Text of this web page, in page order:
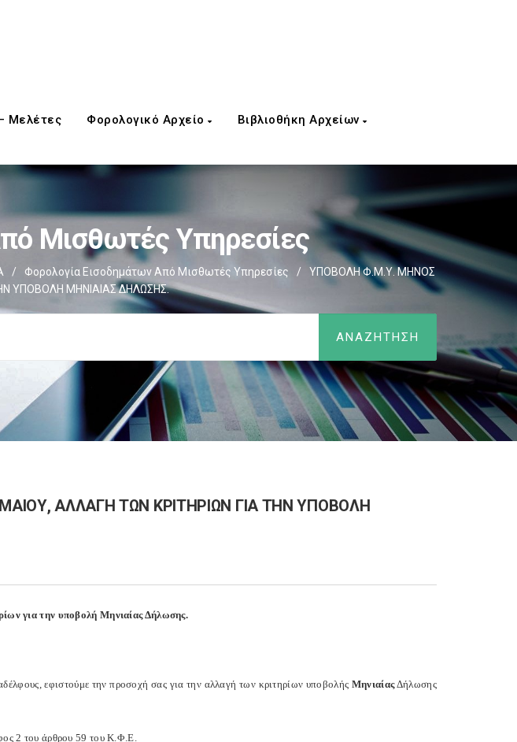
Μελέτες Φορολογικό Αρχείο Βιβλιοθήκη Αρχείων
Μισθωτές Υπηρεσίες
/ Φορολογία Εισοδημάτων Από Μισθωτές Υπηρεσίες /
ΥΠΟΒΟΛΗ Φ.Μ.Υ. ΜΗΝΟΣ
ΥΠΟΒΟΛΗ ΜΗΝΙΑΙΑΣ ΔΗΛΩΣΗΣ.
ΑΛΛΑΓΗ ΤΩΝ ΚΡΙΤΗΡΙΩΝ ΓΙΑ ΤΗΝ ΥΠΟΒΟΛΗ
για την υποβολή Μηνιαίας Δήλωσης.
εφιστούμε την προσοχή σας για την αλλαγή των κριτηρίων υποβολής ΜηνιαίαςΔήλωσης
2 του άρθρου 59 του Κ.Φ.Ε.